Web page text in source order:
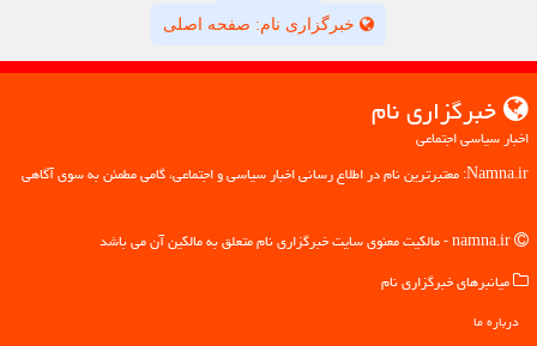
خبرگزاری نام: صفحه اصلی
خبرگزاری نام
اخبار سیاسی اجتماعی
Namna.ir: معتبرترین نام در اطلاع رسانی اخبار سیاسی و اجتماعی، گامی مطمئن به سوی آگاهی
میانبرهای خبرگزاری نام
درباره ما